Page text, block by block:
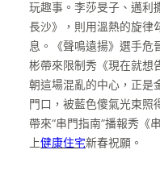
玩趣事。李莎旻子、邁利
長沙》，則用溫熱的旋律
息。《聲鳴遠揚》選手危
彬帶來限制秀《現在就想
朝這場混亂的中心，正是
門口，被藍色傻氣光束照
帶來“串門指南”播報秀《
上健康住宅新春祝願。